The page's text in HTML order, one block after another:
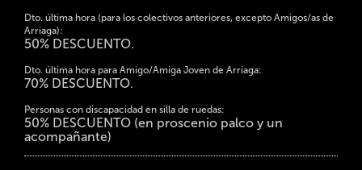
Dto. última hora (para los colectivos anteriores, excepto Amigos/as de
Arriaga):
50% DESCUENTO.
Dto. última hora para Amigo/Amiga Joven de Arriaga:
70% DESCUENTO.
Personas con discapacidad en silla de ruedas:
50% DESCUENTO (en proscenio palco y un
acompañante)